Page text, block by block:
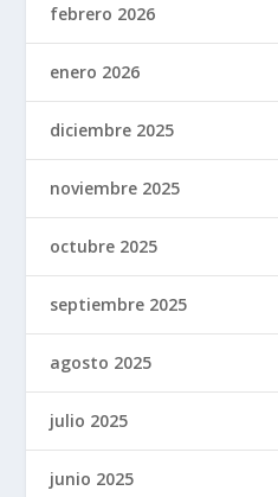
febrero 2026
enero 2026
diciembre 2025
noviembre 2025
octubre 2025
septiembre 2025
agosto 2025
julio 2025
junio 2025